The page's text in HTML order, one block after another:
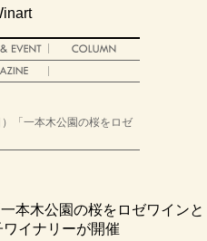
「一本木公園の桜をロゼ
本木公園の桜をロゼワインと
イナリーが開催